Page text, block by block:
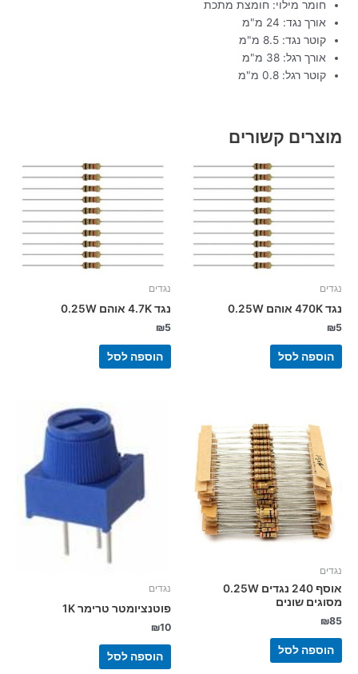
חומר מילוי: חומצת מתכת
אורך נגד: 24 מ"מ
קוטר נגד: 8.5 מ"מ
אורך רגל: 38 מ"מ
קוטר רגל: 0.8 מ"מ
מוצרים קשורים
נגדים
נגד 470K אוהם 0.25W
₪5
הוספה לסל
נגדים
נגד 4.7K אוהם 0.25W
₪5
הוספה לסל
נגדים
אוסף 240 נגדים 0.25W
מסוגים שונים
₪85
הוספה לסל
נגדים
פוטנציומטר טרימר 1K
₪10
הוספה לסל